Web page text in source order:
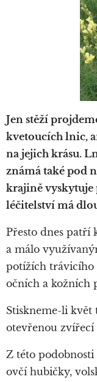
Jen stěží
kvetoucích lnic,
na jejich krásu.
známá také pod
krajině vyskytuje
léčitelství má
Přesto dnes
a málo
potížích trávicího
očních a kožních
Stiskneme-li
otevřenou zvířecí
Z této
ovčí hubičky,